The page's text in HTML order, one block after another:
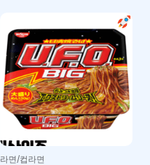
라면/컵라면